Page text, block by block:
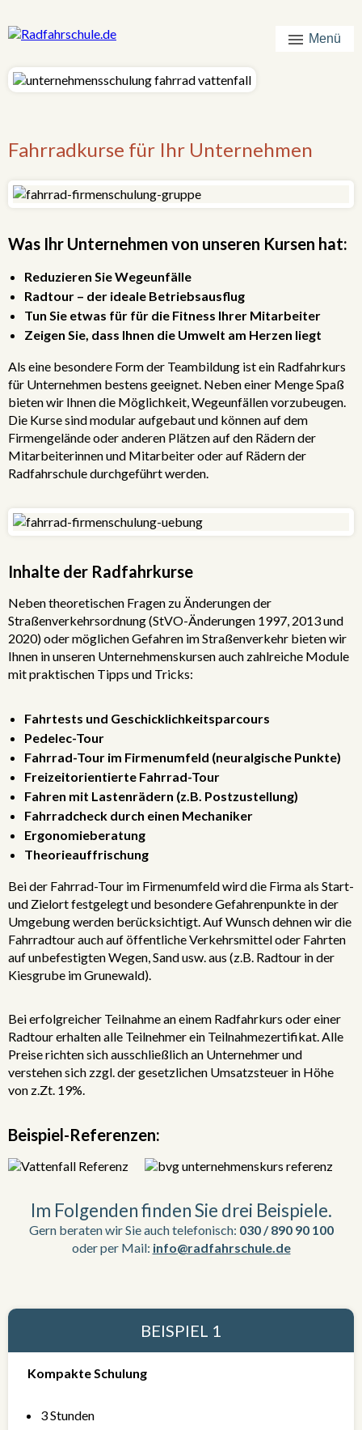
Menü
Fahrradkurse für Ihr Unternehmen
Was Ihr Unternehmen von unseren Kursen hat:
Reduzieren Sie Wegeunfälle
Radtour – der ideale Betriebsausflug
Tun Sie etwas für für die Fitness Ihrer Mitarbeiter
Zeigen Sie, dass Ihnen die Umwelt am Herzen liegt
Als eine besondere Form der Teambildung ist ein Radfahrkurs
für Unternehmen bestens geeignet. Neben einer Menge Spaß
bieten wir Ihnen die Möglichkeit, Wegeunfällen vorzubeugen.
Die Kurse sind modular aufgebaut und können auf dem
Firmengelände oder anderen Plätzen auf den Rädern der
Mitarbeiterinnen und Mitarbeiter oder auf Rädern der
Radfahrschule durchgeführt werden.
Inhalte der Radfahrkurse
Neben theoretischen Fragen zu Änderungen der
Straßenverkehrsordnung (StVO-Änderungen 1997, 2013 und
2020) oder möglichen Gefahren im Straßenverkehr bieten wir
Ihnen in unseren Unternehmenskursen auch zahlreiche Module
mit praktischen Tipps und Tricks:
Fahrtests und Geschicklichkeitsparcours
Pedelec-Tour
Fahrrad-Tour im Firmenumfeld (neuralgische Punkte)
Freizeitorientierte Fahrrad-Tour
Fahren mit Lastenrädern (z.B. Postzustellung)
Fahrradcheck durch einen Mechaniker
Ergonomieberatung
Theorieauffrischung
Bei der Fahrrad-Tour im Firmenumfeld wird die Firma als Start-
und Zielort festgelegt und besondere Gefahrenpunkte in der
Umgebung werden berücksichtigt. Auf Wunsch dehnen wir die
Fahrradtour auch auf öffentliche Verkehrsmittel oder Fahrten
auf unbefestigten Wegen, Sand usw. aus (z.B. Radtour in der
Kiesgrube im Grunewald).
Bei erfolgreicher Teilnahme an einem Radfahrkurs oder einer
Radtour erhalten alle Teilnehmer ein Teilnahmezertifikat. Alle
Preise richten sich ausschließlich an Unternehmer und
verstehen sich zzgl. der gesetzlichen Umsatzsteuer in Höhe
von z.Zt. 19%.
Beispiel-Referenzen:
Im Folgenden finden Sie drei Beispiele.
Gern beraten wir Sie auch telefonisch: 030 / 890 90 100
oder per Mail: info@radfahrschule.de
BEISPIEL 1
Kompakte Schulung
3 Stunden